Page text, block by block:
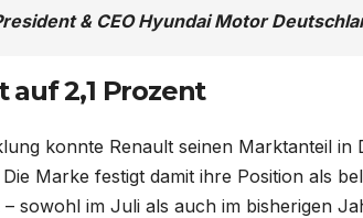
& CEO Hyundai Motor
2,1 Prozent
konnte Renault seinen Marktanteil
Marke festigt damit ihre Position als
sowohl im Juli als auch im bisherigen